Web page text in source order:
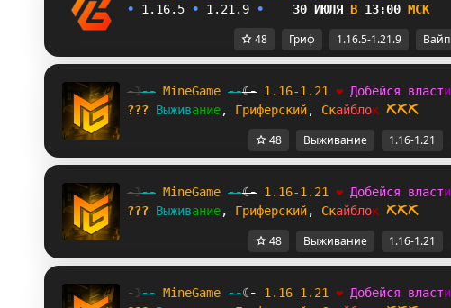
• 1.16.5 • 1.21.9 • 30 ИЮЛЯ В 13:00 МСК
48 Гриф 1.16.5-1.21.9 Вайп
-☽-- Mi neGame --☾- 1.16-1.21 ❤ Добейся власти
??? Выживание, Гриферский, Скайблок ⛏️⛏️⛏️
48 Выживание 1.16-1.21
-☽-- Mi neGame --☾- 1.16-1.21 ❤ Добейся власти
??? Выживание, Гриферский, Скайблок ⛏️⛏️⛏️
48 Выживание 1.16-1.21
-☽-- Mi neGame --☾- 1.16-1.21 ❤ Добейся власти